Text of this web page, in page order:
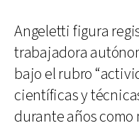
Angeletti figura
trabajadora
bajo el rubro
científicas y
durante años